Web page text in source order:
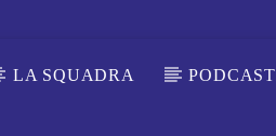
LA SQUADRA PODCAST